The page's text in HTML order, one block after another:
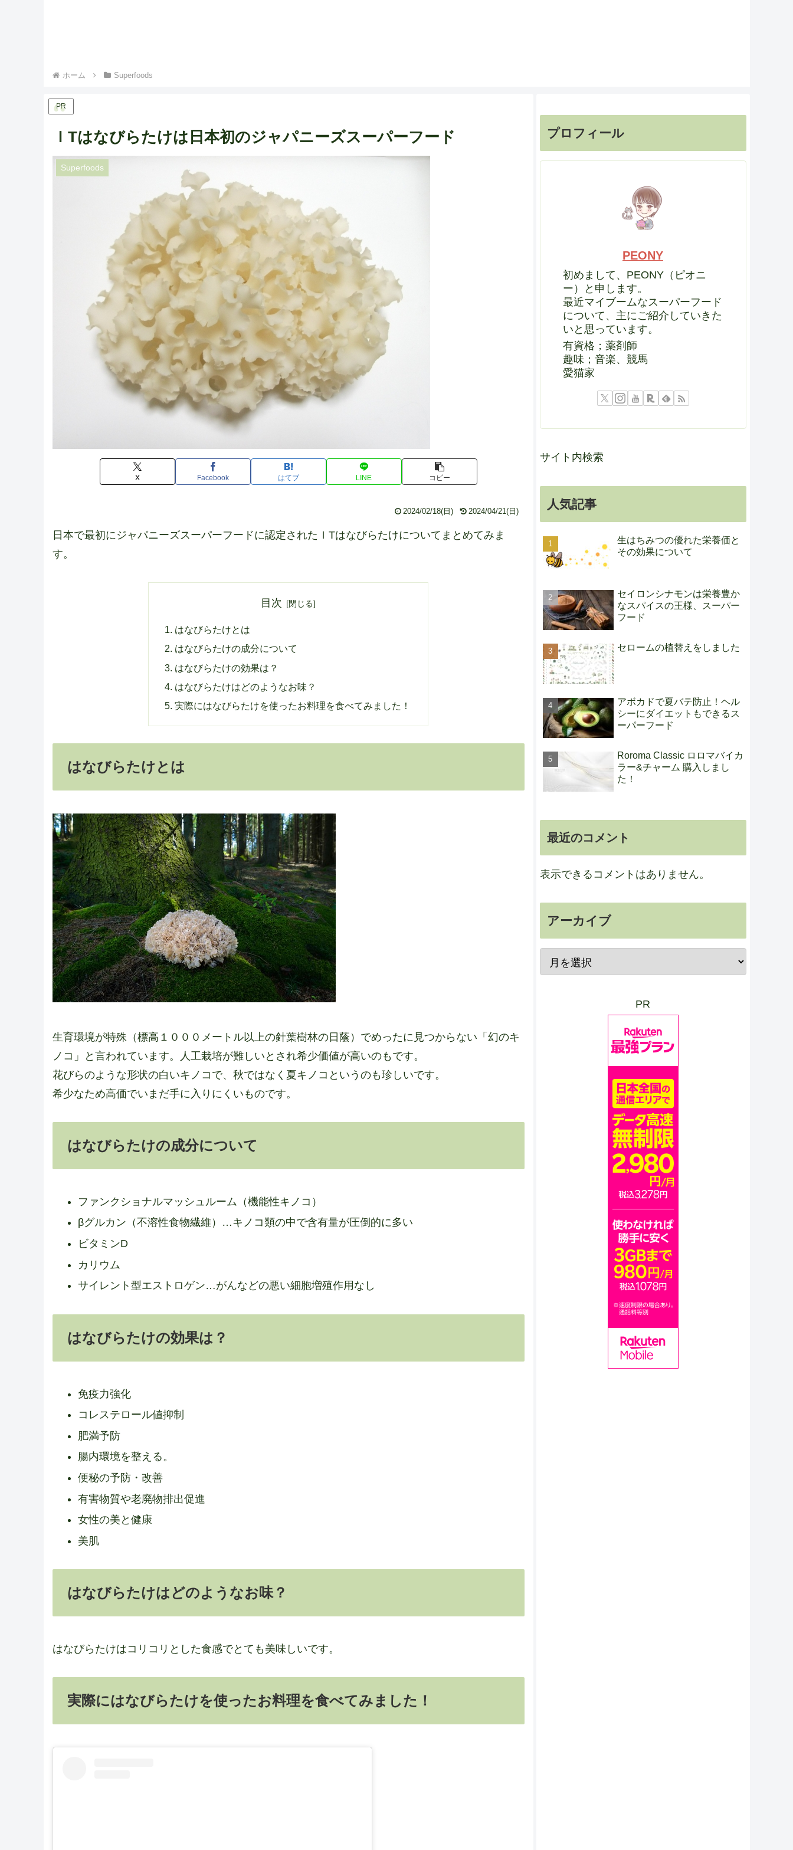
ホーム Superfoods
PR
ＩTはなびらたけは日本初のジャパニーズスーパーフード
Superfoods
X Facebook はてブ LINE コピー
2024/02/18(日) 2024/04/21(日)
日本で最初にジャパニーズスーパーフードに認定されたＩTはなびらたけについてまとめてみま
す。
目次
はなびらたけとは
はなびらたけの成分について
はなびらたけの効果は？
はなびらたけはどのようなお味？
実際にはなびらたけを使ったお料理を食べてみました！
はなびらたけとは
生育環境が特殊（標高１０００メートル以上の針葉樹林の日蔭）でめったに見つからない「幻のキ
ノコ」と言われています。人工栽培が難しいとされ希少価値が高いのもです。
花びらのような形状の白いキノコで、秋ではなく夏キノコというのも珍しいです。
希少なため高価でいまだ手に入りにくいものです。
はなびらたけの成分について
ファンクショナルマッシュルーム（機能性キノコ）
βグルカン（不溶性食物繊維）…キノコ類の中で含有量が圧倒的に多い
ビタミンD
カリウム
サイレント型エストロゲン…がんなどの悪い細胞増殖作用なし
はなびらたけの効果は？
免疫力強化
コレステロール値抑制
肥満予防
腸内環境を整える。
便秘の予防・改善
有害物質や老廃物排出促進
女性の美と健康
美肌
はなびらたけはどのようなお味？
はなびらたけはコリコリとした食感でとても美味しいです。
実際にはなびらたけを使ったお料理を食べてみました！
プロフィール
PEONY
初めまして、PEONY（ピオニ
ー）と申します。
最近マイブームなスーパーフード
について、主にご紹介していきた
いと思っています。
有資格；薬剤師
趣味；音楽、競馬
愛猫家
サイト内検索
人気記事
生はちみつの優れた栄養価と
その効果について
セイロンシナモンは栄養豊か
なスパイスの王様、スーパー
フード
セロームの植替えをしました
アボカドで夏バテ防止！ヘル
シーにダイエットもできるス
ーパーフード
Roroma Classic ロロマバイカ
ラー&チャーム 購入しまし
た！
最近のコメント
表示できるコメントはありません。
アーカイブ
PR